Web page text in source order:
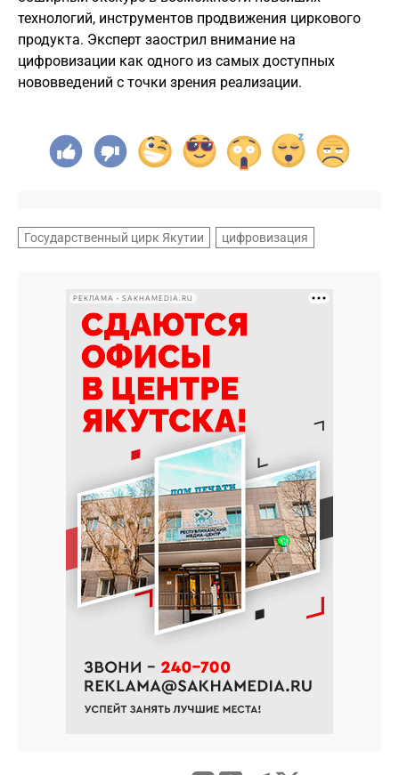
технологий, инструментов продвижения циркового
продукта. Эксперт заострил внимание на
цифровизации как одного из самых доступных
нововведений с точки зрения реализации.
Государственный цирк Якутии цифровизация
РЕКЛАМА • SAKHAMEDIA.RU